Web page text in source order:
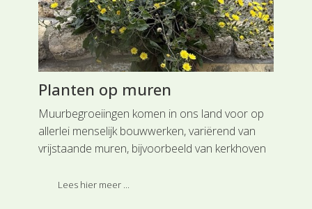
Planten op muren
Muurbegroeiingen komen in ons land voor op
allerlei menselijk bouwwerken, variërend van
vrijstaande muren, bijvoorbeeld van kerkhoven
waaronder kades, grachtmuren en
Lees hier meer ...